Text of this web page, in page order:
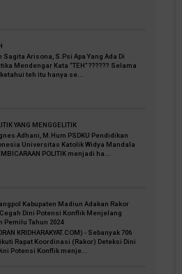
Sagita Arisona, S.Psi Apa Yang Ada Di
Mendengar Kata “TEH” ?????? Selama
teh itu hanya se...
YANG MENGGELITIK
Adhani, M.Hum PSDKU Pendidikan
Universitas Katolik Widya Mandala
POLITIK menjadi ha...
Kabupaten Madiun Adakan Rakor
Dini Potensi Konflik Menjelang
Pemilu Tahun 2024
KRIDHARAKYAT.COM) - Sebanyak 706
Rapat Koordinasi (Rakor) Deteksi Dini
Potensi Konflik menje...